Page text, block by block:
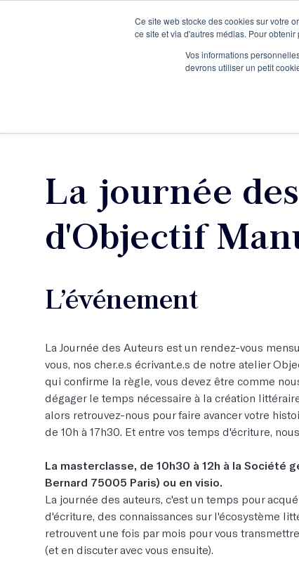
Ce site web stocke des cookies sur votre
ce site et via d'autres médias. Pour
Vos informations
devrons utiliser un petit
Je participe à une session d’information
La journée
d'Objectif
L’événement
La Journée des Auteurs est un rendez-vous
vous, nos cher.e.s écrivant.e.s de notre atelier
qui confirme la règle, vous devez être comme
dégager le temps nécessaire à la création
alors retrouvez-nous pour faire avancer votre
de 10h à 17h30. Et entre vos temps d'écriture,
La masterclasse, de 10h30 à 12h à la Société
Bernard 75005 Paris) ou en visio.
La journée des auteurs, c'est un temps pour
d'écriture, des connaissances sur l'écosystème
retrouvent une fois par mois pour vous
(et en discuter avec vous ensuite).